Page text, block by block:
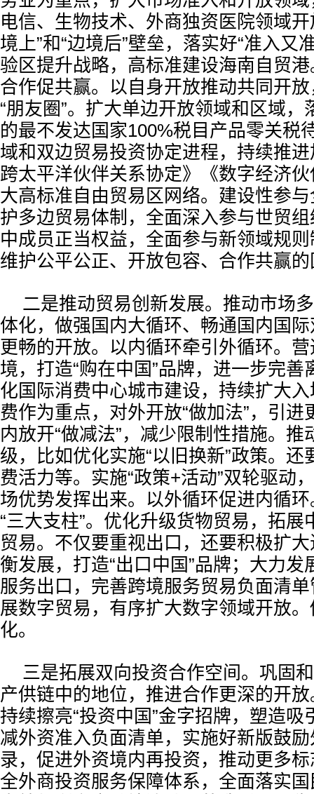
电信、生物技术、外商独资医院领域
境上”和“边境后”壁垒，落实好“准入又
验区提升战略，高标准建设海南自贸
合作促共赢。以自身开放推动共同开
“朋友圈”。扩大单边开放领域和区域，
的最不发达国家100%税目产品零关税
域和双边贸易投资协定进程，持续推
跨太平洋伙伴关系协定》《数字经济
大高标准自由贸易区网络。建设性参
护多边贸易体制，全面深入参与世贸
中成员正当权益，全面参与新领域规
维护公平公正、开放包容、合作共赢
二是推动贸易创新发展。推动市场
体化，做强国内大循环、畅通国内国
更畅的开放。以内循环牵引外循环。
境，打造“购在中国”品牌，进一步完善
化国际消费中心城市建设，持续扩大
费作为重点，对外开放“做加法”，引进
内放开“做减法”，减少限制性措施。推
级，比如优化实施“以旧换新”政策。还
费活力等。实施“政策+活动”双轮驱动
场优势发挥出来。以外循环促进内循
“三大支柱”。优化升级货物贸易，拓展
贸易。不仅要重视出口，还要积极扩
衡发展，打造“出口中国”品牌；大力发
服务出口，完善跨境服务贸易负面清
展数字贸易，有序扩大数字领域开放
化。
三是拓展双向投资合作空间。巩固
产供链中的地位，推进合作更深的开放
持续擦亮“投资中国”金字招牌，塑造吸
减外资准入负面清单，实施好新版鼓
录，促进外资境内再投资，推动更多
全外商投资服务保障体系，全面落实